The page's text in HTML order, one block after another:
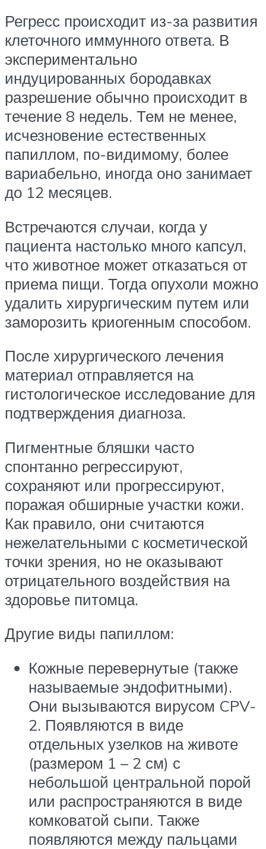
Регресс происходит из-за развития
клеточного иммунного ответа. В
экспериментально
индуцированных бородавках
разрешение обычно происходит в
течение 8 недель. Тем не менее,
исчезновение естественных
папиллом, по-видимому, более
вариабельно, иногда оно занимает
до 12 месяцев.
Встречаются случаи, когда у
пациента настолько много капсул,
что животное может отказаться от
приема пищи. Тогда опухоли можно
удалить хирургическим путем или
заморозить криогенным способом.
После хирургического лечения
материал отправляется на
гистологическое исследование для
подтверждения диагноза.
Пигментные бляшки часто
спонтанно регрессируют,
сохраняют или прогрессируют,
поражая обширные участки кожи.
Как правило, они считаются
нежелательными с косметической
точки зрения, но не оказывают
отрицательного воздействия на
здоровье питомца.
Другие виды папиллом:
Кожные перевернутые (также
называемые эндофитными).
Они вызываются вирусом CPV-
2. Появляются в виде
отдельных узелков на животе
(размером 1 – 2 см) с
небольшой центральной порой
или распространяются в виде
комковатой сыпи. Также
появляются между пальцами